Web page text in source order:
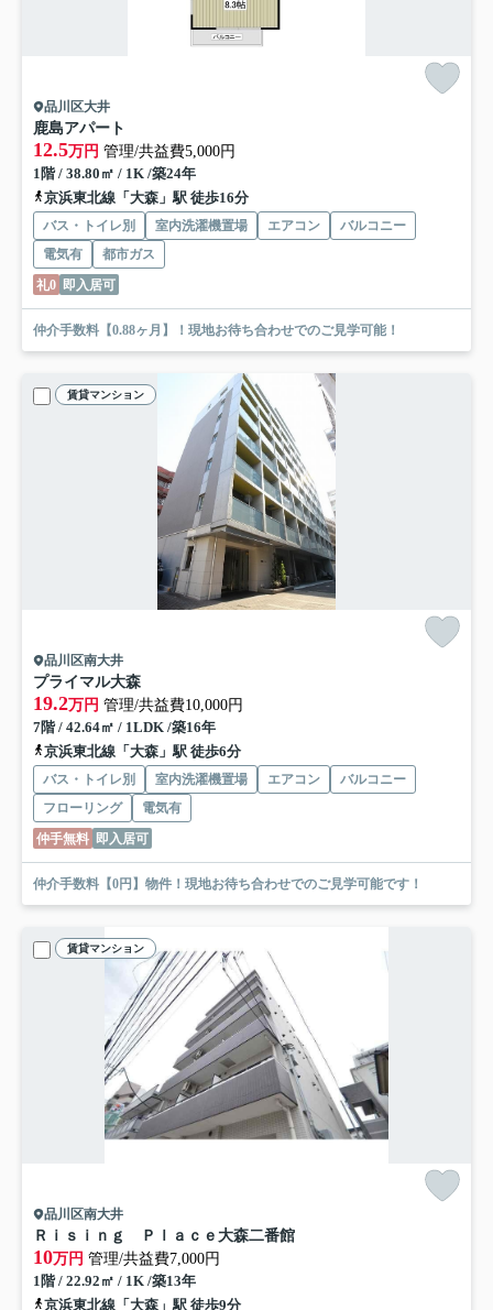
品川区大井
鹿島アパート
12.5万円 管理/共益費5,000円
1階 / 38.80㎡ / 1K /築24年
京浜東北線「大森」駅 徒歩16分
バス・トイレ別 室内洗濯機置場 エアコン
バルコニー
電気有
都市ガス
礼0 即入居可
仲介手数料【0.88ヶ月】！現地お待ち合わせでのご見学可能！
賃貸マンション
品川区南大井
プライマル大森
19.2万円 管理/共益費10,000円
7階 / 42.64㎡ / 1LDK /築16年
京浜東北線「大森」駅 徒歩6分
バス・トイレ別 室内洗濯機置場 エアコン
バルコニー
フローリング
電気有
仲手無料 即入居可
仲介手数料【0円】物件！現地お待ち合わせでのご見学可能です！
賃貸マンション
品川区南大井
Ｒｉｓｉｎｇ Ｐｌａｃｅ大森二番館
10万円 管理/共益費7,000円
1階 / 22.92㎡ / 1K /築13年
京浜東北線「大森」駅 徒歩9分